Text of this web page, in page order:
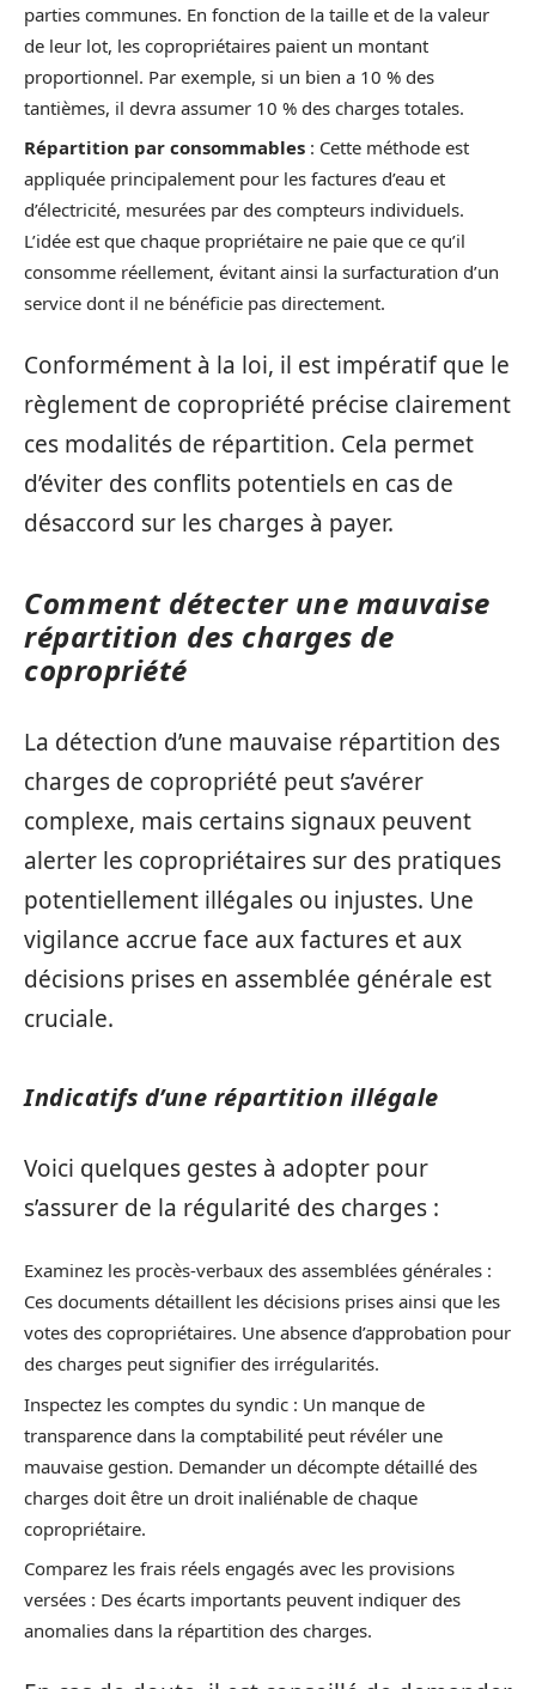
parties communes. En fonction de la taille et de la valeur
de leur lot, les copropriétaires paient un montant
proportionnel. Par exemple, si un bien a 10 % des
tantièmes, il devra assumer 10 % des charges totales.
Répartition par consommables : Cette méthode est
appliquée principalement pour les factures d’eau et
d’électricité, mesurées par des compteurs individuels.
L’idée est que chaque propriétaire ne paie que ce qu’il
consomme réellement, évitant ainsi la surfacturation d’un
service dont il ne bénéficie pas directement.
Conformément à la loi, il est impératif que le
règlement de copropriété précise clairement
ces modalités de répartition. Cela permet
d’éviter des conflits potentiels en cas de
désaccord sur les charges à payer.
Comment détecter une mauvaise
répartition des charges de
copropriété
La détection d’une mauvaise répartition des
charges de copropriété peut s’avérer
complexe, mais certains signaux peuvent
alerter les copropriétaires sur des pratiques
potentiellement illégales ou injustes. Une
vigilance accrue face aux factures et aux
décisions prises en assemblée générale est
cruciale.
Indicatifs d’une répartition illégale
Voici quelques gestes à adopter pour
s’assurer de la régularité des charges :
Examinez les procès-verbaux des assemblées générales :
Ces documents détaillent les décisions prises ainsi que les
votes des copropriétaires. Une absence d’approbation pour
des charges peut signifier des irrégularités.
Inspectez les comptes du syndic : Un manque de
transparence dans la comptabilité peut révéler une
mauvaise gestion. Demander un décompte détaillé des
charges doit être un droit inaliénable de chaque
copropriétaire.
Comparez les frais réels engagés avec les provisions
versées : Des écarts importants peuvent indiquer des
anomalies dans la répartition des charges.